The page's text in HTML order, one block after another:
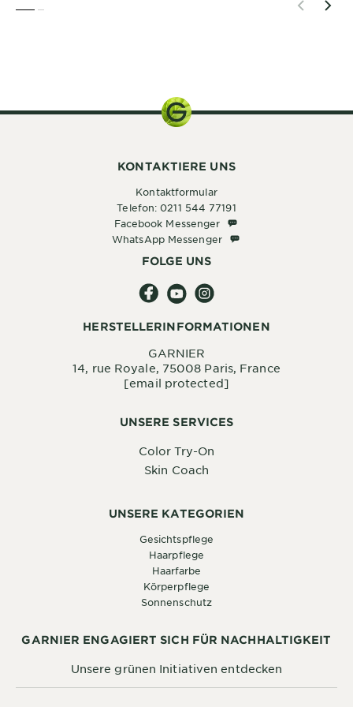
UNSERE SERVICES
Color Try-On
Skin Coach
UNSERE KATEGORIEN
Gesichtspflege
Haarpflege
Haarfarbe
Körperpflege
Sonnenschutz
GARNIER ENGAGIERT SICH FÜR NACHHALTIGKEIT
Unsere grünen Initiativen entdecken
KONTAKTIERE UNS
Kontaktformular
Telefon: 0211 544 77191
Facebook Messenger Facebook Messenger
WhatsApp MessengerWhatsApp Messenger
FOLGE UNS
HERSTELLERINFORMATIONEN
GARNIER
14, rue Royale, 75008 Paris, France
[email protected]